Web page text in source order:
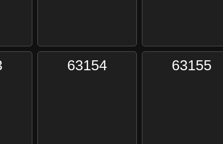
63154 63155